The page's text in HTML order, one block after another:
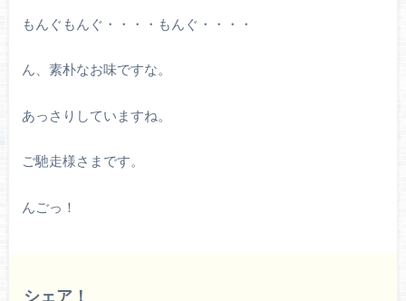
もんぐもんぐ・・・・もんぐ・・・・
ん、素朴なお味ですな。
あっさりしていますね。
ご馳走様さまです。
んごっ！
シェア！